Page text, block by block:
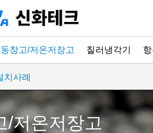
창고/저온저장고 칠러냉각기
치사례
/저온저장고